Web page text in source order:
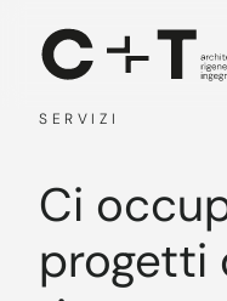
Skip to main
SERVIZI
Ci
progetti